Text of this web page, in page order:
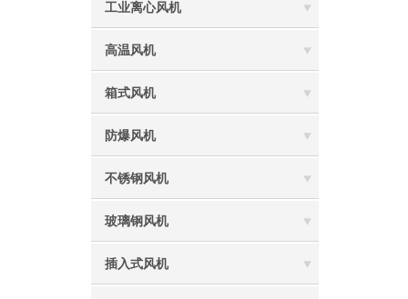
工业离心风机
高温风机
箱式风机
防爆风机
不锈钢风机
玻璃钢风机
插入式风机